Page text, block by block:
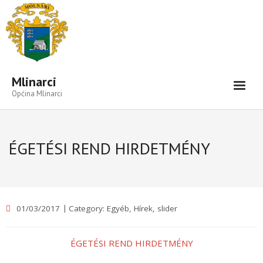
Mlinarci
Općina Mlinarci
Naselje
#3145 (cím nélkül)
ÉGETÉSI REND HIRDETMÉNY
01/03/2017 Category: Egyéb, Hírek, slider
ÉGETÉSI REND HIRDETMÉNY